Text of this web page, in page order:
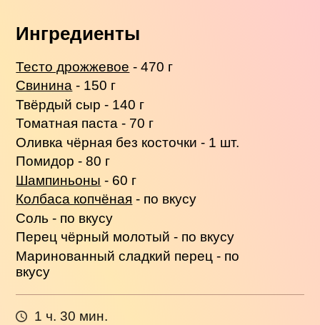
Ингредиенты
Тесто дрожжевое - 470 г
Свинина - 150 г
Твёрдый сыр - 140 г
Томатная паста - 70 г
Оливка чёрная без косточки - 1 шт.
Помидор - 80 г
Шампиньоны - 60 г
Колбаса копчёная - по вкусу
Соль - по вкусу
Перец чёрный молотый - по вкусу
Маринованный сладкий перец - по
вкусу
1 ч. 30 мин.